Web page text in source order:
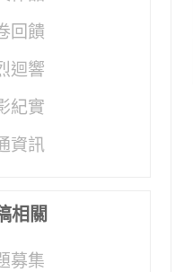
回饋
迴響
紀實
資訊
相關
募集